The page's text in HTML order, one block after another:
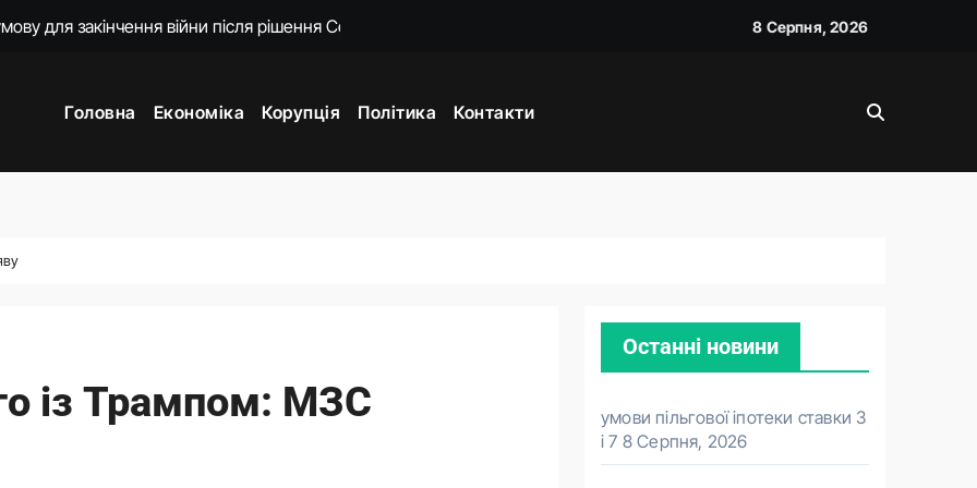
бізнесу. Фонд держмайна отримав завдання від прем’єра
моральний прокурор із незавершеною власною справою
спеціальну санкційну операцію проти РФ
8 Серпня, 2026
Головна Економіка Корупція Політика Контакти
із Трампом: МЗС
Останні новини
умови пільгової іпотеки ставки 3
і 7 8 Серпня, 2026